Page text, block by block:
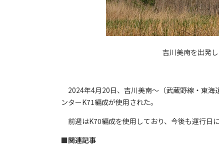
吉川美南を出発
2024年4月20日、吉川美南～（武蔵野線・東海
ンターK71編成が使用された。
前週はK70編成を使用しており、今後も運行日
■関連記事